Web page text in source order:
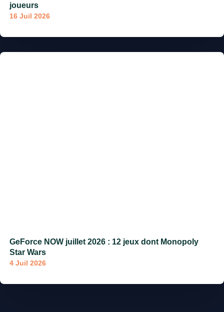
joueurs
16 Juil 2026
GeForce NOW juillet 2026 : 12 jeux dont Monopoly
Star Wars
4 Juil 2026